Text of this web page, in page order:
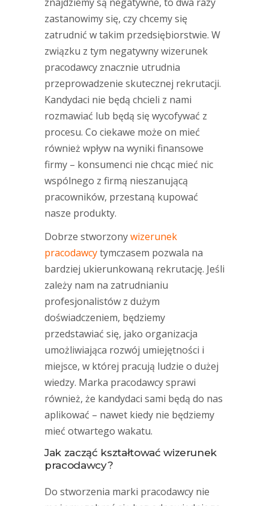
zastanowimy się, czy chcemy się
zatrudnić w takim przedsiębiorstwie. W
związku z tym negatywny wizerunek
pracodawcy znacznie utrudnia
przeprowadzenie skutecznej rekrutacji.
Kandydaci nie będą chcieli z nami
rozmawiać lub będą się wycofywać z
procesu. Co ciekawe może on mieć
również wpływ na wyniki finansowe
firmy – konsumenci nie chcąc mieć nic
wspólnego z firmą nieszanującą
pracowników, przestaną kupować
nasze produkty.
Dobrze stworzonywizerunek
pracodawcytymczasem pozwala na
bardziej ukierunkowaną rekrutację. Jeśli
zależy nam na zatrudnianiu
profesjonalistów z dużym
doświadczeniem, będziemy
przedstawiać się, jako organizacja
umożliwiająca rozwój umiejętności i
miejsce, w której pracują ludzie o dużej
wiedzy. Marka pracodawcy sprawi
również, że kandydaci sami będą do nas
aplikować – nawet kiedy nie będziemy
mieć otwartego wakatu.
Jak zacząć kształtować wizerunek
pracodawcy?
Do stworzenia marki pracodawcy nie